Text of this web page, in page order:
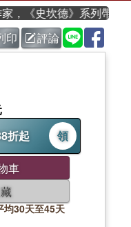
史坎德》系列帶你踏上
印 評論
折起
領
車
均30天至45天